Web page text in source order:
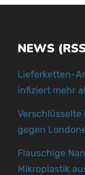
NEWS
Lieferketten-
infiziert mehr
gegen
Flauschige
Mikroplastik